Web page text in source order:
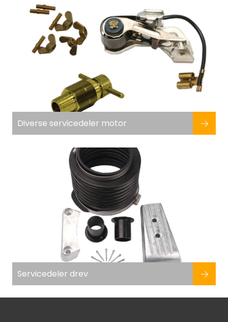
Diverse servicedeler motor
Servicedeler drev